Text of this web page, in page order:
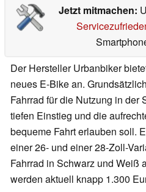
Jetzt mitmachen:
Der Hersteller Urbanbiker
neues E-Bike an.
Fahrrad für die Nutzung in der
tiefen Einstieg und die
bequeme Fahrt erlauben soll.
einer 26- und einer 28-Zoll-
Fahrrad in Schwarz und Weiß
werden aktuell knapp 1.300